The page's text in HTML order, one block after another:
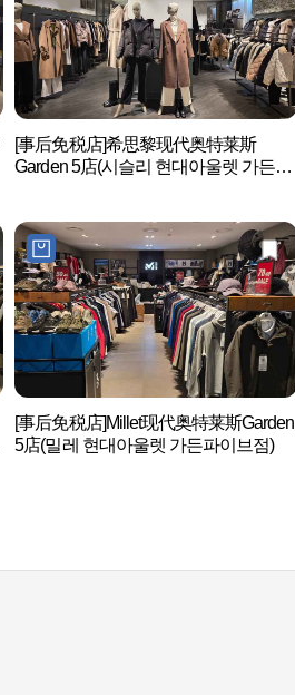
[事后免税店]希思黎现代奥特莱斯
Garden 5店(시슬리 현대아울렛 가든파
[事后免税店]Millet现代奥特莱斯Garden
5店(밀레 현대아울렛 가든파이브점)